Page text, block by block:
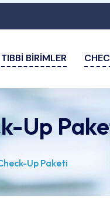
TIBBI BIRIMLER
Up
Up Paketi